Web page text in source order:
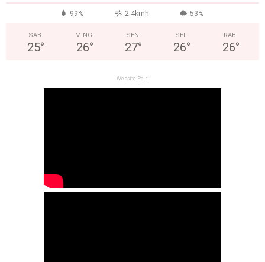
99% 2.4kmh 53%
SAB
25°
MING
26°
SEN
27°
SEL
26°
RAB
26°
Website Polri